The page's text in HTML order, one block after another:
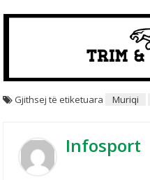
Gjithsej të etiketuara Muriqi
Infosport